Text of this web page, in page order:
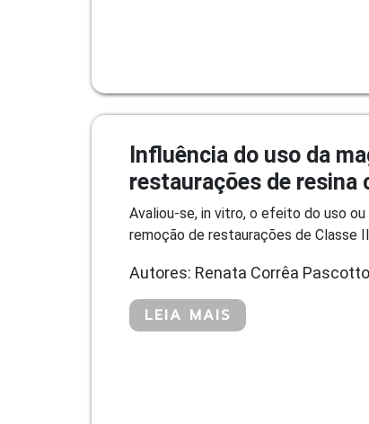
Influência do uso da
restaurações de resina
Avaliou-se, in vitro, o efeito do uso
remoção de restaurações de Classe
Autores: Renata Corrêa
LEIA MAIS